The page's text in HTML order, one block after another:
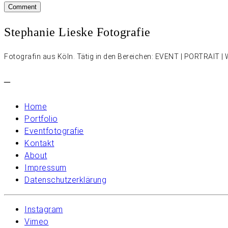
Stephanie Lieske Fotografie
Fotografin aus Köln. Tätig in den Bereichen: EVENT | PORTRAIT |
–
Home
Portfolio
Eventfotografie
Kontakt
About
Impressum
Datenschutzerklärung
Instagram
Vimeo